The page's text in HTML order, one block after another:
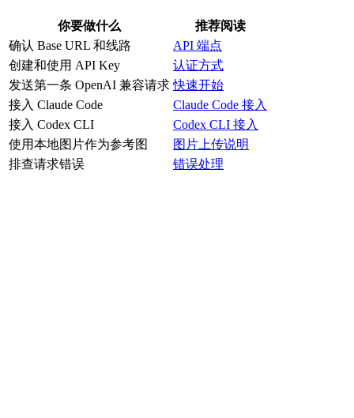
你要做什么
推荐阅读
确认 Base URL 和线路
API 端点
创建和使用 API Key
认证方式
发送第一条 OpenAI 兼容请求 快速开始
接入 Claude Code
Claude Code 接入
接入 Codex CLI
Codex CLI 接入
使用本地图片作为参考图
图片上传说明
排查请求错误
错误处理